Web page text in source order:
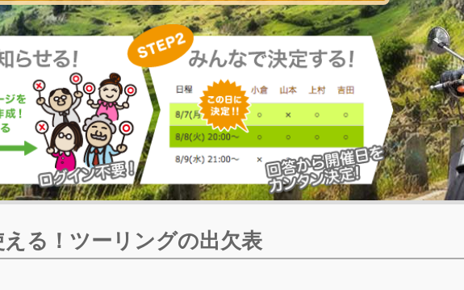
る！ツーリングの出欠表